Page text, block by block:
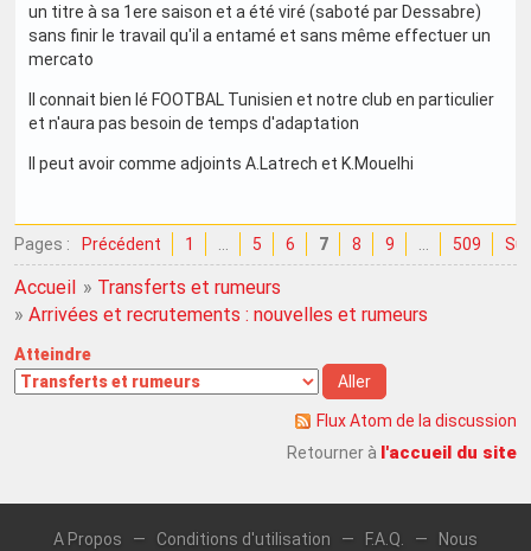
un titre à sa 1ere saison et a été viré (saboté par Dessabre)
sans finir le travail qu'il a entamé et sans même effectuer un
mercato
Il connait bien lé FOOTBAL Tunisien et notre club en particulier
et n'aura pas besoin de temps d'adaptation
Il peut avoir comme adjoints A.Latrech et K.Mouelhi
Pages : Précédent 1 5 6 7 8 9 509
Accueil » Transferts et rumeurs
» Arrivées et recrutements : nouvelles et rumeurs
Atteindre
Flux Atom de la discussion
Retourner à l'accueil du site
A Propos — Conditions d'utilisation — F.A.Q. — Nous